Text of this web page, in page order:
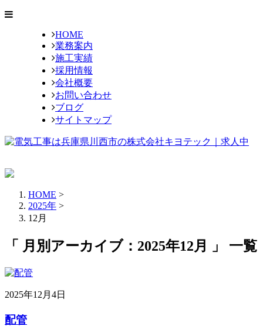
HOME
業務案内
施工実績
採用情報
会社概要
お問い合わせ
ブログ
サイトマップ
HOME >
2025年 >
12月
「 月別アーカイブ：2025年12月 」 一覧
2025年12月4日
配管